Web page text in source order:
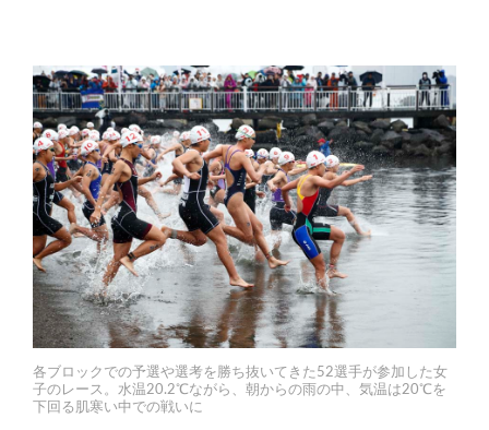
各ブロックでの予選や選考を勝ち抜いてきた52選手が参加した女
子のレース。水温20.2℃ながら、朝からの雨の中、気温は20℃を
下回る肌寒い中での戦いに